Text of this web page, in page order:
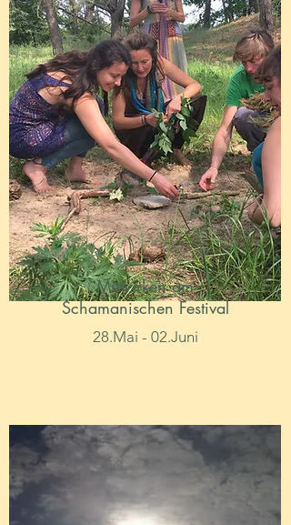
Mitwirken am
Schamanischen Festival
28.Mai - 02.Juni